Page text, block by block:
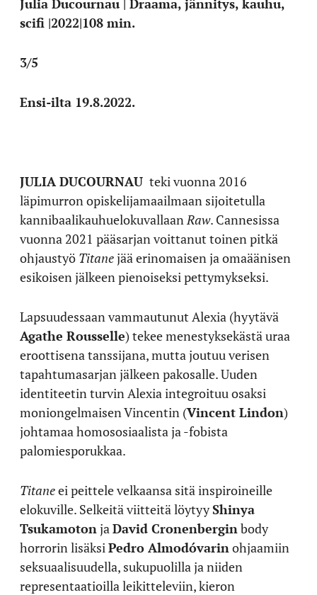
Julia Ducournau | Draama, jännitys, kauhu,
scifi |2022|108 min.
3/5
Ensi-ilta 19.8.2022.
JULIA DUCOURNAU teki vuonna 2016
läpimurron opiskelijamaailmaan sijoitetulla
kannibaalikauhuelokuvallaanRaw. Cannesissa
vuonna 2021 pääsarjan voittanut toinen pitkä
ohjaustyö Titanejää erinomaisen ja omaäänisen
esikoisen jälkeen pienoiseksi pettymykseksi.
Lapsuudessaan vammautunut Alexia (hyytävä
Agathe Rousselle) tekee menestyksekästä uraa
eroottisena tanssijana, mutta joutuu verisen
tapahtumasarjan jälkeen pakosalle. Uuden
identiteetin turvin Alexia integroituu osaksi
moniongelmaisen Vincentin (Vincent Lindon)
johtamaa homososiaalista ja -fobista
palomiesporukkaa.
Titaneei peittele velkaansa sitä inspiroineille
elokuville. Selkeitä viitteitä löytyyShinya
TsukamotonjaDavid Cronenberginbody
horrorin lisäksiPedro Almodóvarinohjaamiin
seksuaalisuudella, sukupuolilla ja niiden
representaatioilla leikitteleviin, kieron